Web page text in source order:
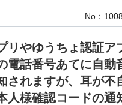
No
リやゆうちょ認証ア
電話番号あてに自動
されますが、耳が不
人様確認コードの通